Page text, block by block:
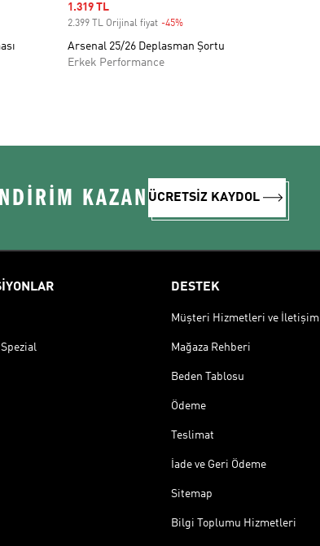
Sale price
1.319 TL
2.399 TL Orijinal fiyat -45%
Arsenal 25/26 Deplasman Şortu
Erkek Performance
KAZAN ÜCRETSİZ KAYDOL
DESTEK
Müşteri Hizmetleri ve İletişim
Mağaza Rehberi
Beden Tablosu
Ödeme
Teslimat
İade ve Geri Ödeme
Sitemap
Bilgi Toplumu Hizmetleri